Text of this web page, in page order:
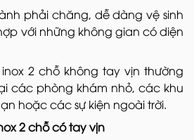
phải chăng, dễ dàng vệ sinh
với những không gian có diện
2 chỗ không tay vịn thường
các phòng khám nhỏ, các khu
hoặc các sự kiện ngoài trời.
2 chỗ có tay vịn